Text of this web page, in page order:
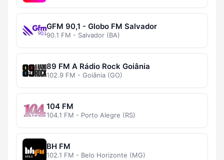
GFM 90,1 - Globo FM Salvador
90.1 FM - Salvador (BA)
89 FM A Rádio Rock Goiânia
102.9 FM - Goiânia (GO)
104 FM
104.1 FM - Porto Alegre (RS)
BH FM
102.1 FM - Belo Horizonte (MG)